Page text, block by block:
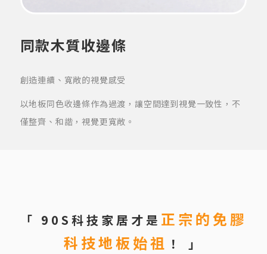
同款木質收邊條
創造連續、寬敞的視覺感受
以地板同色收邊條作為過渡，讓空間達到視覺一致性，不
僅整齊、和諧，視覺更寬敞。
「 90S科技家居才是 正宗的免膠
科技地板始祖 ！ 」